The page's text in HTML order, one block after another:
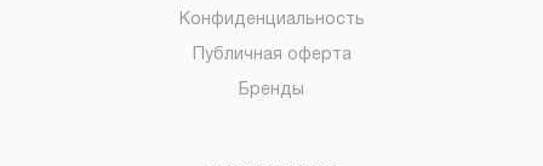
Конфиденциальность
Публичная оферта
Бренды